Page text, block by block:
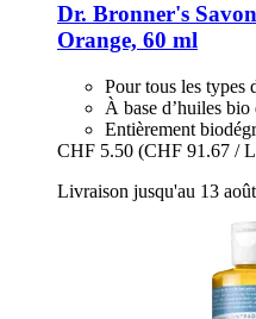
Dr. Bronner's
Orange, 60 ml
Pour tous les types
À base d’huiles bio
Entièrement
CHF 5.50 (CHF 91.67 /
Livraison jusqu'au 13 août